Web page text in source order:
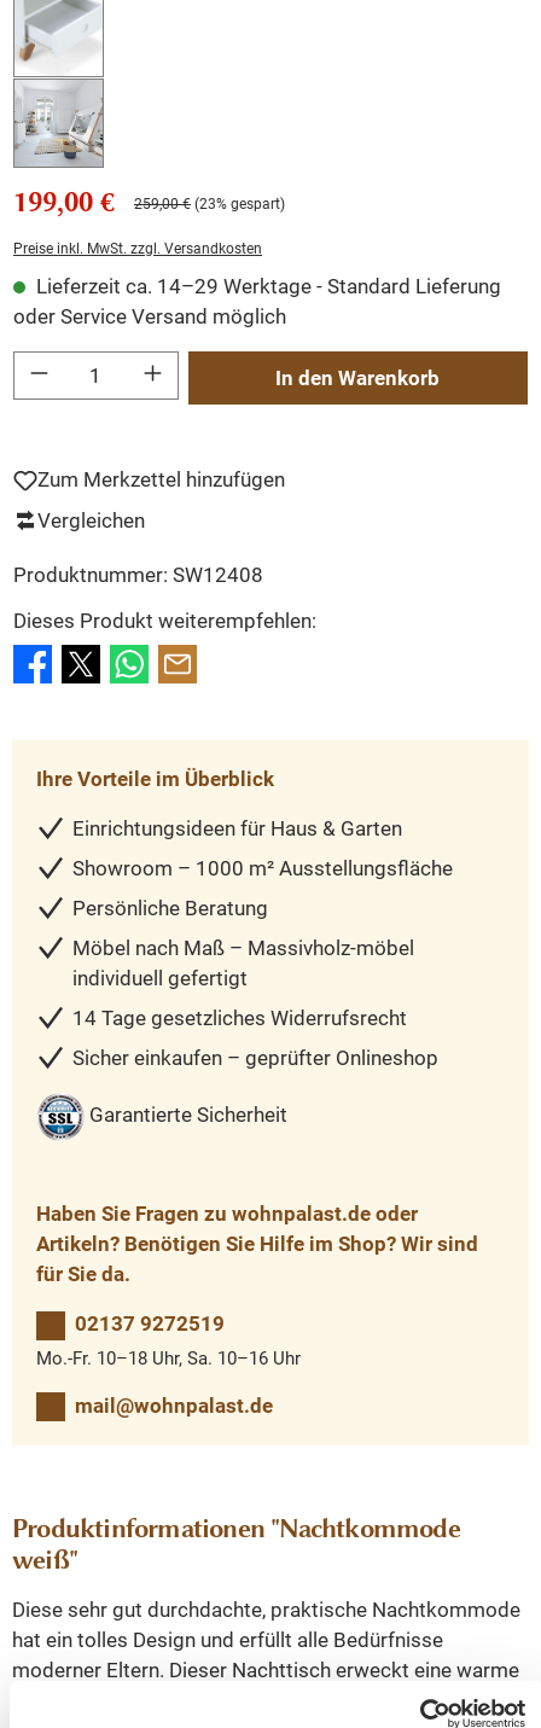
199,00 € 259,00 € (23% gespart)
Preise inkl. MwSt. zzgl. Versandkosten
Lieferzeit ca. 14–29 Werktage - Standard Lieferung
oder Service Versand möglich
Produkt Anzahl: Gib den gewünschten Wert ein oder benutze die Schaltflächen
In den Warenkorb
Zum Merkzettel hinzufügen
Vergleichen
Produktnummer: SW12408
Dieses Produkt weiterempfehlen:
Ihre Vorteile im Überblick
Einrichtungsideen für Haus & Garten
Showroom – 1000 m² Ausstellungsfläche
Persönliche Beratung
Möbel nach Maß – Massivholz-möbel
individuell gefertigt
14 Tage gesetzliches Widerrufsrecht
Sicher einkaufen – geprüfter Onlineshop
Garantierte Sicherheit
Haben Sie Fragen zu wohnpalast.de oder
Artikeln? Benötigen Sie Hilfe im Shop? Wir sind
für Sie da.
02137 9272519
Mo.-Fr. 10–18 Uhr, Sa. 10–16 Uhr
mail@wohnpalast.de
Produktinformationen "Nachtkommode
weiß"
Diese sehr gut durchdachte, praktische Nachtkommode
hat ein tolles Design und erfüllt alle Bedürfnisse
moderner Eltern. Dieser Nachttisch erweckt eine warme
Erinnerung an die Kindheit, aber ist mit modernen